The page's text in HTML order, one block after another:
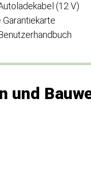
(12 V)
Garantiekarte
und